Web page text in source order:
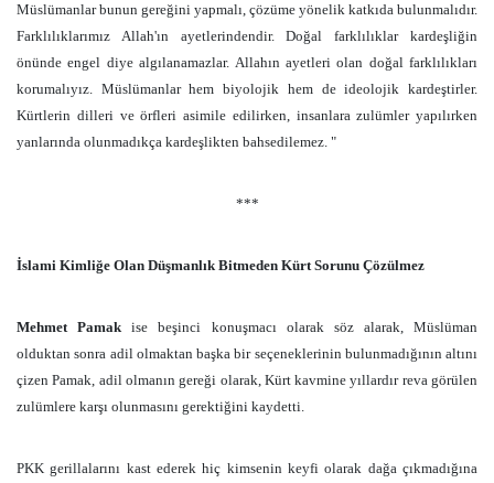
Müslümanlar bunun gereğini yapmalı, çözüme yönelik katkıda bulunmalıdır.
Farklılıklarımız Allah'ın ayetlerindendir. Doğal farklılıklar kardeşliğin
önünde engel diye algılanamazlar. Allahın ayetleri olan doğal farklılıkları
korumalıyız. Müslümanlar hem biyolojik hem de ideolojik kardeştirler.
Kürtlerin dilleri ve örfleri asimile edilirken, insanlara zulümler yapılırken
yanlarında olunmadıkça kardeşlikten bahsedilemez. "
***
İslami Kimliğe Olan Düşmanlık Bitmeden Kürt Sorunu Çözülmez
Mehmet Pamak ise beşinci konuşmacı olarak söz alarak, Müslüman
olduktan sonra adil olmaktan başka bir seçeneklerinin bulunmadığının altını
çizen Pamak, adil olmanın gereği olarak, Kürt kavmine yıllardır reva görülen
zulümlere karşı olunmasını gerektiğini kaydetti.
PKK gerillalarını kast ederek hiç kimsenin keyfi olarak dağa çıkmadığına